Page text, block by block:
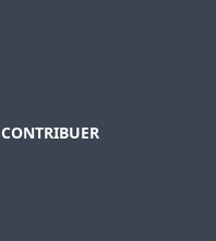
CONTRIBUER